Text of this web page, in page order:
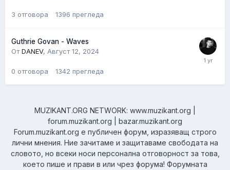
3 отговора 1396 прегледа
Guthrie Govan - Waves
ОтDANEV, Август 12, 2024
0 отговора 1342 прегледа
MUZIKANT.ORG NETWORK: www.muzikant.org |
forum.muzikant.org | bazar.muzikant.org
Forum.muzikant.org е публичен форум, изразяващ строго
лични мнения. Ние зачитаме и защитаваме свободата на
словото, но всеки носи персонална отговорност за това,
което пише и прави в или чрез форума! Форумната